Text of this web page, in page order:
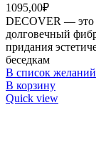
1095,00₽
DECOVER — это
долговечный
придания
беседкам
В список желаний
В корзину
Quick view